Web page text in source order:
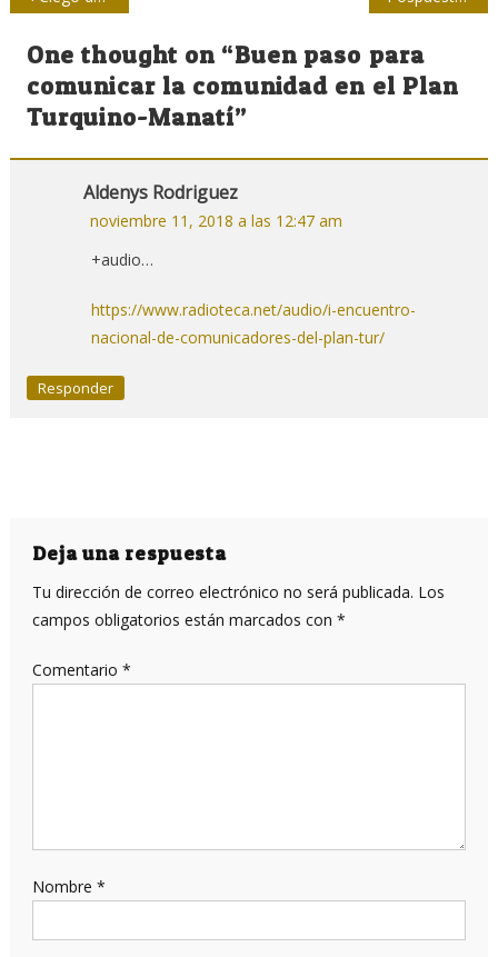
de
entradas
One thought on “Buen paso para
comunicar la comunidad en el Plan
Turquino-Manatí”
Aldenys Rodriguez
noviembre 11, 2018 a las 12:47 am
+audio…
https://www.radioteca.net/audio/i-encuentro-
nacional-de-comunicadores-del-plan-tur/
Responder
Deja una respuesta
Tu dirección de correo electrónico no será publicada. Los
campos obligatorios están marcados con *
Comentario *
Nombre *